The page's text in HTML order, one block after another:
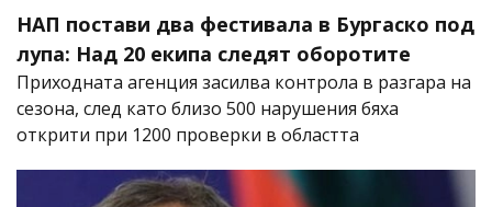
НАП постави два фестивала в Бургаско под
лупа: Над 20 екипа следят оборотите
Приходната агенция засилва контрола в разгара на
сезона, след като близо 500 нарушения бяха
открити при 1200 проверки в областта